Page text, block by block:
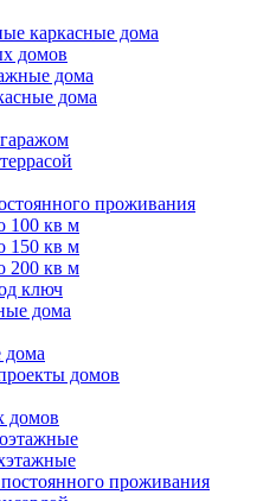
каркасные дома
домов
дома
дома
проживания
100 кв м
150 кв м
200 кв м
ключ
дома
дома
домов
домов
проживания